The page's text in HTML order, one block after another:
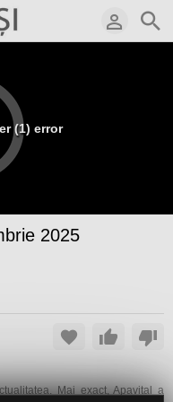
(1) error
2025
Mai exact, Apavital a